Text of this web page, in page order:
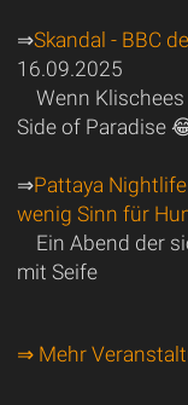
⇒Skandal - BBC
16.09.2025
Wenn Klischees
Side of Paradise
⇒Pattaya
wenig Sinn für
Ein Abend der
mit Seife
⇒ Mehr